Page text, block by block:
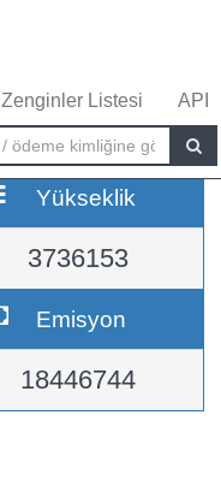
Zenginler Listesi API
Yükseklik
3736153
Emisyon
18446744